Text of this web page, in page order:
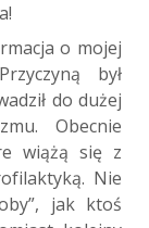
o mojej
był
do dużej
Obecnie
wiążą się z
Nie
jak ktoś